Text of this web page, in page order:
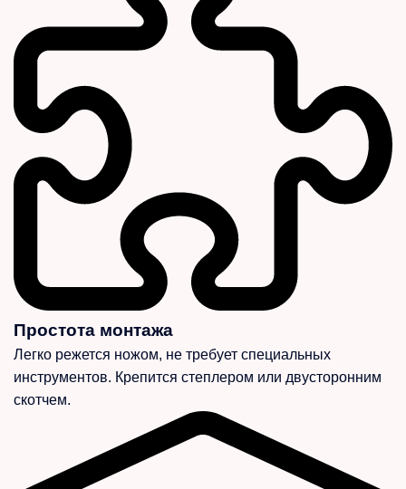
Простота монтажа
Легко режется ножом, не требует специальных
инструментов. Крепится степлером или двусторонним
скотчем.